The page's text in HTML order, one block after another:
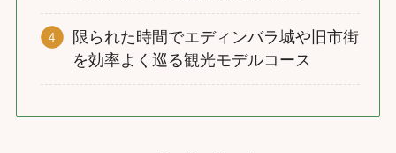
限られた時間でエディンバラ城や旧市街
を効率よく巡る観光モデルコース